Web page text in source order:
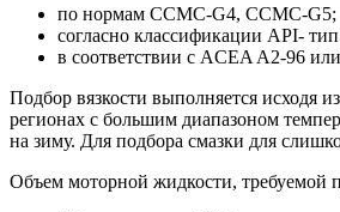
по нормам CCMC-G4, CCMC-G5;
согласно классификации API-
в соответствии с ACEA A2-96
Подбор вязкости выполняется исходя
регионах с большим диапазоном
на зиму. Для подбора смазки для
Объем моторной жидкости, требуемой